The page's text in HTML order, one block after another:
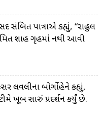
સંબિત પાત્રાએ કહ્યું, “રાહુલ
શાહ ગૃહમાં નથી આવી
લવલીના બોર્ગોહેને કહ્યું,
ખૂબ સારું પ્રદર્શન કર્યું છે.